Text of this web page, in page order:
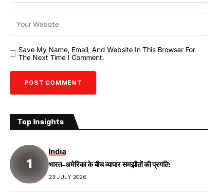
Save My Name, Email, And Website In This Browser For
The Next Time I Comment.
Top Insights
India
भारत-अमेरिका के बीच व्यापार समझौतों की प्रगति:
23 JULY 2026